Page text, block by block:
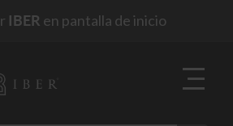
IBER en pantalla de inicio